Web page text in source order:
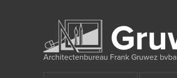
Architectenbureau Frank Gruwez bvba